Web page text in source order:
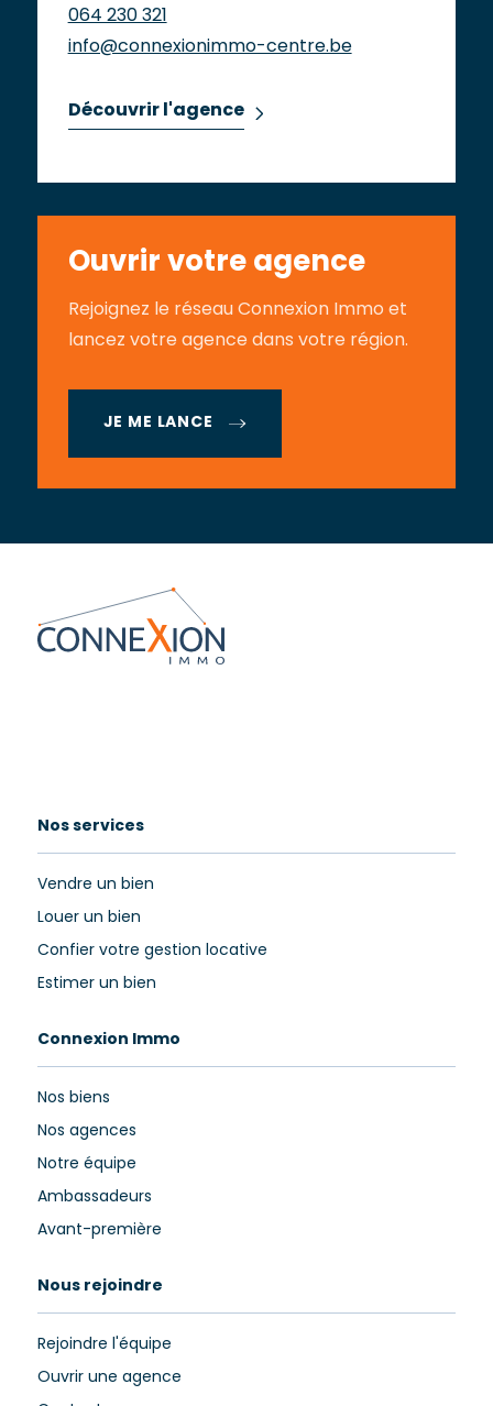
064 230 321
info@connexionimmo-centre.be
Découvrir l'agence
Ouvrir votre agence
Rejoignez le réseau Connexion Immo et
lancez votre agence dans votre région.
JE ME LANCE
Nos services
Vendre un bien
Louer un bien
Confier votre gestion locative
Estimer un bien
Connexion Immo
Nos biens
Nos agences
Notre équipe
Ambassadeurs
Avant-première
Nous rejoindre
Rejoindre l'équipe
Ouvrir une agence